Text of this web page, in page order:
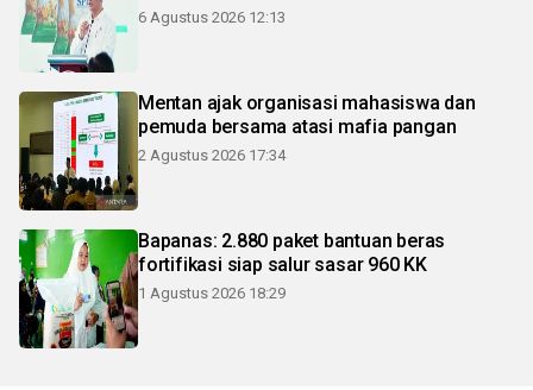
6 Agustus 2026 12:13
Mentan ajak organisasi mahasiswa dan
pemuda bersama atasi mafia pangan
2 Agustus 2026 17:34
Bapanas: 2.880 paket bantuan beras
fortifikasi siap salur sasar 960 KK
1 Agustus 2026 18:29